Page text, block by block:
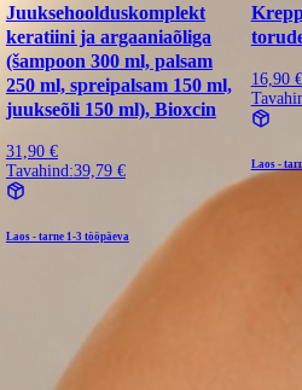
Juuksehoolduskomplekt
keratiini ja argaaniaõliga
(šampoon 300 ml, palsam
250 ml, spreipalsam 150 ml,
juukseõli 150 ml), Bioxcin
31,90 €
Tavahind:39,79 €
Laos - tarne 1-3 tööpäeva
16,90 €
Laos -